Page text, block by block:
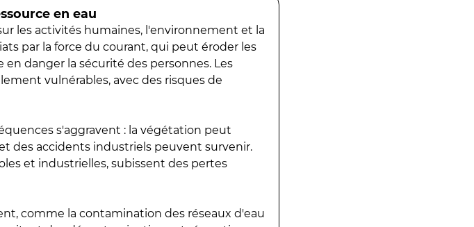
en eau
les activités humaines, l'environnement et la
par la force du courant, qui peut éroder les
danger la sécurité des personnes. Les
vulnérables, avec des risques de
s'aggravent : la végétation peut
des accidents industriels peuvent survenir.
et industrielles, subissent des pertes
comme la contamination des réseaux d'eau